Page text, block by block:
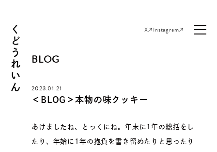
X Instagram
くどうれいん BLOG
2023.01.21
＜BLOG＞本物の味クッキー
あけましたね、とっくにね。年末に1年の総括をし
たり、年始に1年の抱負を書き留めたりと思ったり